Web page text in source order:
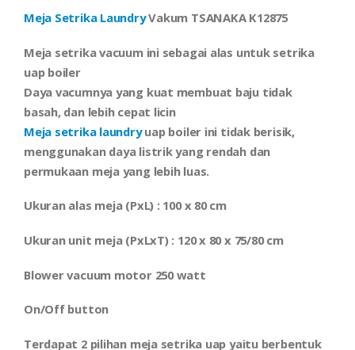
Meja Setrika LaundryVakum TSANAKA K12875
Meja setrika vacuum ini sebagai alas untuk setrika
uap boiler
Daya vacumnya yang kuat membuat baju tidak
basah, dan lebih cepat licin
Meja setrika laundryuap boiler ini tidak berisik,
menggunakan daya listrik yang rendah dan
permukaan meja yang lebih luas.
Ukuran alas meja (PxL) : 100 x 80 cm
Ukuran unit meja (PxLxT) : 120 x 80 x 75/80 cm
Blower vacuum motor 250 watt
On/Off button
Terdapat 2 pilihan meja setrika uap yaitu berbentuk